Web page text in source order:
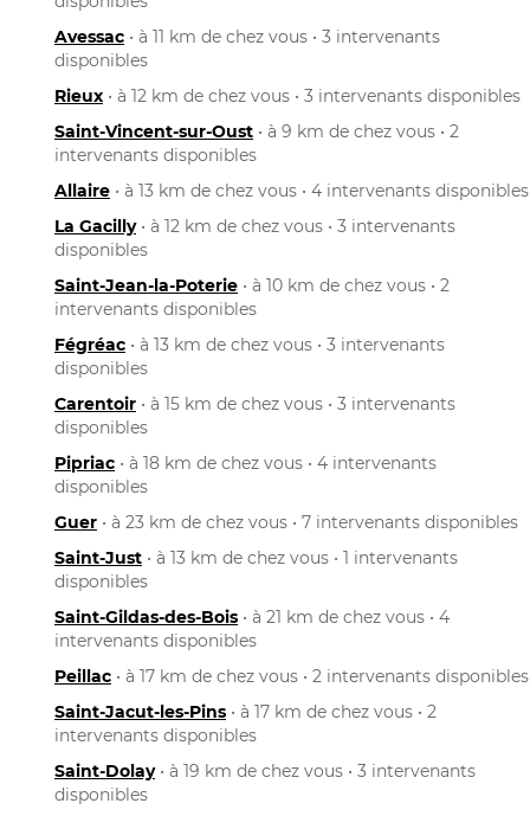
Avessac • à 11 km de chez vous • 3 intervenants
disponibles
Rieux • à 12 km de chez vous • 3 intervenants disponibles
Saint-Vincent-sur-Oust • à 9 km de chez vous • 2
intervenants disponibles
Allaire • à 13 km de chez vous • 4 intervenants disponibles
La Gacilly• à 12 km de chez vous • 3 intervenants
disponibles
Saint-Jean-la-Poterie • à 10 km de chez vous • 2
intervenants disponibles
Fégréac • à 13 km de chez vous • 3 intervenants
disponibles
Carentoir • à 15 km de chez vous • 3 intervenants
disponibles
Pipriac • à 18 km de chez vous • 4 intervenants
disponibles
Guer • à 23 km de chez vous • 7 intervenants disponibles
Saint-Just • à 13 km de chez vous • 1 intervenants
disponibles
Saint-Gildas-des-Bois • à 21 km de chez vous • 4
intervenants disponibles
Peillac • à 17 km de chez vous • 2 intervenants disponibles
Saint-Jacut-les-Pins • à 17 km de chez vous • 2
intervenants disponibles
Saint-Dolay• à 19 km de chez vous • 3 intervenants
disponibles